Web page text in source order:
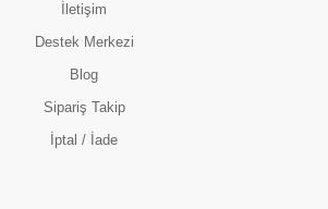
İletişim
Destek Merkezi
Blog
Sipariş Takip
İptal / İade